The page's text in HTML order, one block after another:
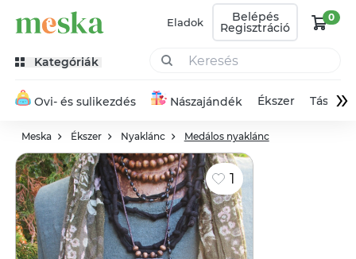
Eladok Belépés
Regisztráció
0
Kategóriák
Ovi- és sulikezdés Nászajándék Ékszer Táska»
Meska Ékszer Nyaklánc Medálos nyaklánc
1